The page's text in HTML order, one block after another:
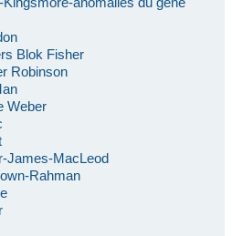
Blok Fisher
Robinson
Weber
James-MacLeod
Rahman